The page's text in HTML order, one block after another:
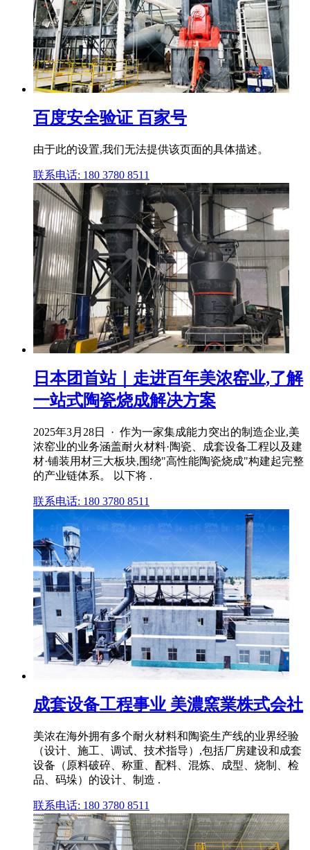
百度安全验证 百家号
由于此的设置,我们无法提供该页面的具体描述。
联系电话: 180 3780 8511
日本团首站｜走进百年美浓窑业,了解
一站式陶瓷烧成解决方案
2025年3月28日 · 作为一家集成能力突出的制造企业,美
浓窑业的业务涵盖耐火材料·陶瓷、成套设备工程以及建
材·铺装用材三大板块,围绕"高性能陶瓷烧成"构建起完整
的产业链体系。 以下将 .
联系电话: 180 3780 8511
成套设备工程事业 美濃窯業株式会社
美浓在海外拥有多个耐火材料和陶瓷生产线的业界经验
（设计、施工、调试、技术指导）,包括厂房建设和成套
设备（原料破碎、称重、配料、混炼、成型、烧制、检
品、码垛）的设计、制造 .
联系电话: 180 3780 8511